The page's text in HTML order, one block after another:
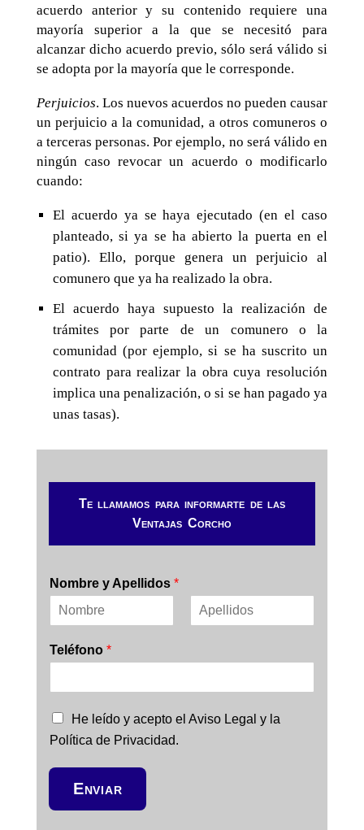
acuerdo anterior y su contenido requiere una
mayoría superior a la que se necesitó para
alcanzar dicho acuerdo previo, sólo será válido si
se adopta por la mayoría que le corresponde.
Perjuicios. Los nuevos acuerdos no pueden causar
un perjuicio a la comunidad, a otros comuneros o
a terceras personas. Por ejemplo, no será válido en
ningún caso revocar un acuerdo o modificarlo
cuando:
El acuerdo ya se haya ejecutado (en el caso
planteado, si ya se ha abierto la puerta en el
patio). Ello, porque genera un perjuicio al
comunero que ya ha realizado la obra.
El acuerdo haya supuesto la realización de
trámites por parte de un comunero o la
comunidad (por ejemplo, si se ha suscrito un
contrato para realizar la obra cuya resolución
implica una penalización, o si se han pagado ya
unas tasas).
Te llamamos para informarte de las
Ventajas Corcho
Nombre y Apellidos *
o
m
o
Teléfono *
C
a
s
a
He leído y acepto el Aviso Legal y la
Política de Privacidad.
Enviar